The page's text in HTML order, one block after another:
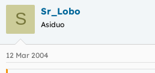
S Sr_Lobo
Asiduo
12 Mar 2004